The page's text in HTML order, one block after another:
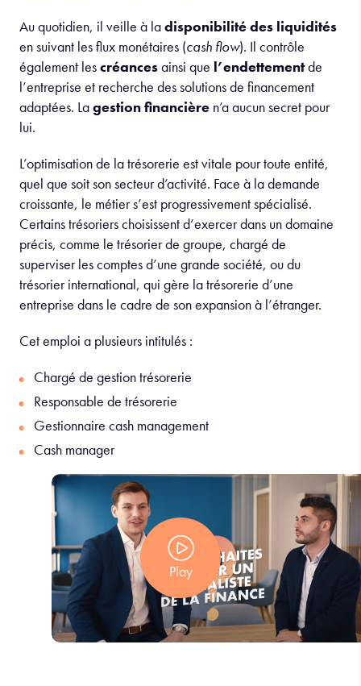
Au quotidien, il veille à ladisponibilité des liquidités
en suivant les flux monétaires (cash flow). Il contrôle
également lescréancesainsi que l’endettementde
l’entreprise et recherche des solutions de financement
adaptées. Lagestion financière n’a aucun secret pour
lui.
L’optimisation de la trésorerie est vitale pour toute entité,
quel que soit son secteur d’activité. Face à la demande
croissante, le métier s’est progressivement spécialisé.
Certains trésoriers choisissent d’exercer dans un domaine
précis, comme le trésorier de groupe, chargé de
superviser les comptes d’une grande société, ou du
trésorier international, qui gère la trésorerie d’une
entreprise dans le cadre de son expansion à l’étranger.
Cet emploi a plusieurs intitulés :
Chargé de gestion trésorerie
Responsable de trésorerie
Gestionnaire cash management
Cash manager
Play